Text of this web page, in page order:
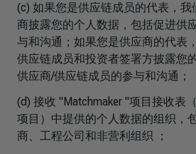
(c) 如果您是供应链成员的代表，
商披露您的个人数据，包括促进供
与和沟通；如果您是供应商的代表
供应链成员和投资者签署方披露您
供应商/供应链成员的参与和沟通；
(d) 接收 "Matchmaker "项目接收表
项目）中提供的个人数据的组织，
商、工程公司和非营利组织 ；